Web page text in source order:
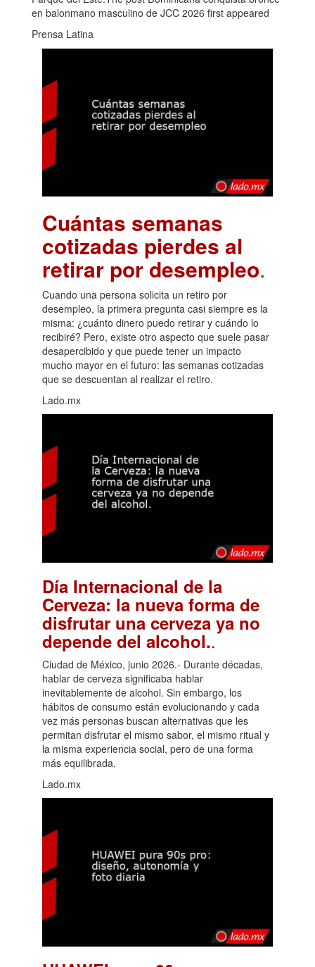
en balonmano masculino de JCC 2026 first appeared
Prensa Latina
Cuántas semanas
cotizadas pierdes al
retirar por desempleo.
Cuando una persona solicita un retiro por
desempleo, la primera pregunta casi siempre es la
misma: ¿cuánto dinero puedo retirar y cuándo lo
recibiré? Pero, existe otro aspecto que suele pasar
desapercibido y que puede tener un impacto
mucho mayor en el futuro: las semanas cotizadas
que se descuentan al realizar el retiro.
Lado.mx
Día Internacional de la
Cerveza: la nueva forma de
disfrutar una cerveza ya no
depende del alcohol..
Ciudad de México, junio 2026.- Durante décadas,
hablar de cerveza significaba hablar
inevitablemente de alcohol. Sin embargo, los
hábitos de consumo están evolucionando y cada
vez más personas buscan alternativas que les
permitan disfrutar el mismo sabor, el mismo ritual y
la misma experiencia social, pero de una forma
más equilibrada.
Lado.mx